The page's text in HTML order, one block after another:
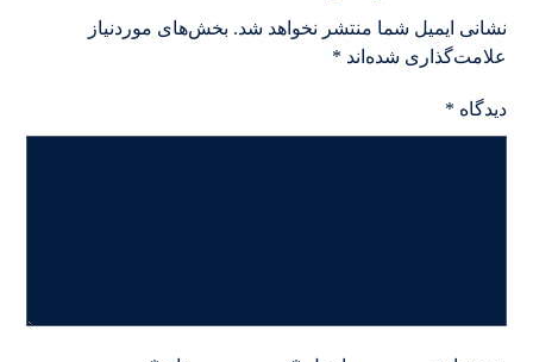
نشانی ایمیل شما منتشر نخواهد شد. بخش‌های موردنیاز
علامت‌گذاری شده‌اند *
دیدگاه *